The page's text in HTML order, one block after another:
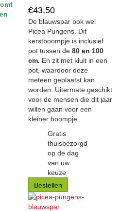
€43,50
De blauwspar ook wel
Picea Pungens. Dit
kerstboompje is inclusief
pot tussen de 80 en 100
cm. En zit met kluit in een
pot, waardoor deze
meteen geplaatst kan
worden. Uitermate geschikt
voor de mensen die dit jaar
willen gaan voor een
kleiner boompje.
Gratis
thuisbezorgd
op de dag
van uw
keuze
Bestellen